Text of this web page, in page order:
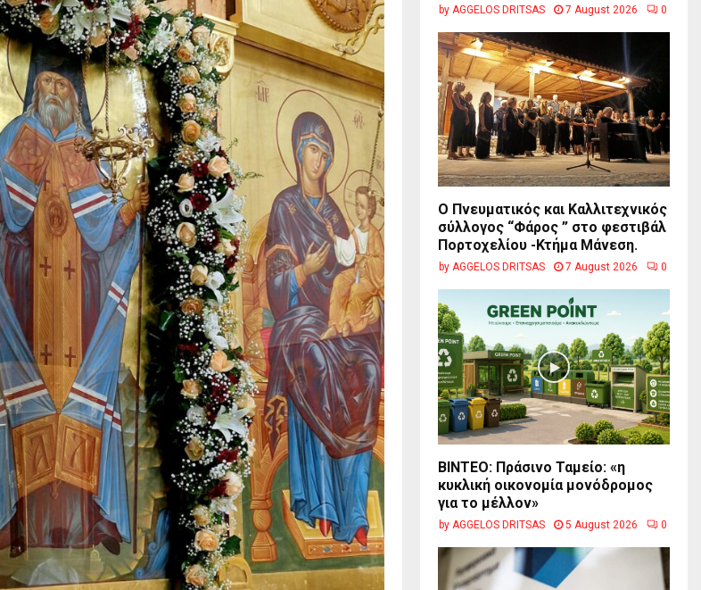
by AGGELOS DRITSAS 7 August 2026 0
Ο Πνευματικός και Καλλιτεχνικός
σύλλογος “Φάρος ” στο φεστιβάλ
Πορτοχελίου -Κτήμα Μάνεση.
by AGGELOS DRITSAS 7 August 2026 0
BINTEO: Πράσινο Ταμείο: «η
κυκλική οικονομία μονόδρομος
για το μέλλον»
by AGGELOS DRITSAS 5 August 2026 0